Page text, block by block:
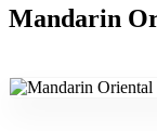
Mandarin